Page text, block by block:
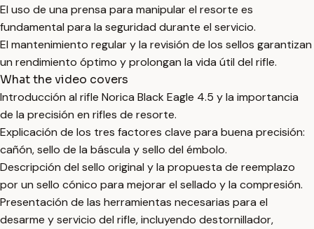
El uso de una prensa para manipular el resorte es
fundamental para la seguridad durante el servicio.
El mantenimiento regular y la revisión de los sellos garantizan
un rendimiento óptimo y prolongan la vida útil del rifle.
What the video covers
Introducción al rifle Norica Black Eagle 4.5 y la importancia
de la precisión en rifles de resorte.
Explicación de los tres factores clave para buena precisión:
cañón, sello de la báscula y sello del émbolo.
Descripción del sello original y la propuesta de reemplazo
por un sello cónico para mejorar el sellado y la compresión.
Presentación de las herramientas necesarias para el
desarme y servicio del rifle, incluyendo destornillador,